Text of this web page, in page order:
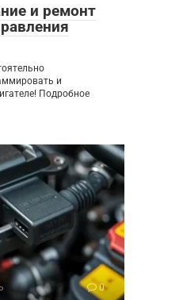
и ремонт
и
Подробное
0